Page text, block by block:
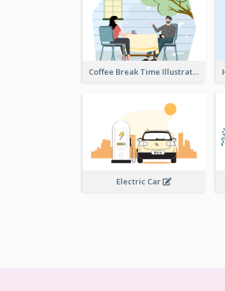
Coffee Break Time Illustration
Electric Car